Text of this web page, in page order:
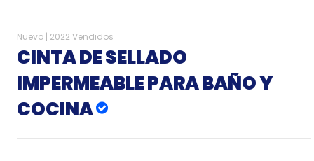
Nuevo | 2022 Vendidos
CINTA DE SELLADO
IMPERMEABLE PARA BAÑO Y
COCINA